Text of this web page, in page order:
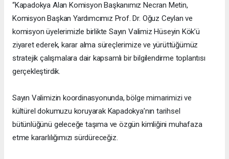
“Kapadokya Alan Komisyon Başkanımız Necran Metin,
Komisyon Başkan Yardımcımız Prof. Dr. Oğuz Ceylan ve
komisyon üyelerimizle birlikte Sayın Valimiz Hüseyin Kök’ü
ziyaret ederek, karar alma süreçlerimize ve yürüttüğümüz
stratejik çalışmalara dair kapsamlı bir bilgilendirme toplantısı
gerçekleştirdik.
Sayın Valimizin koordinasyonunda, bölge mimarimizi ve
kültürel dokumuzu koruyarak Kapadokya’nın tarihsel
bütünlüğünü geleceğe taşıma ve özgün kimliğini muhafaza
etme kararlılığımızı sürdüreceğiz.